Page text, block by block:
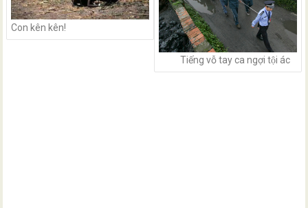
Con kên kên!
Tiếng vỗ tay ca ngợi tội ác